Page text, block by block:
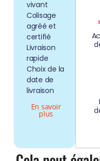
vivant
Colisage
agréé et
certifié
Livraison
rapide
Choix de la
date de
livraison
En savoir
plus